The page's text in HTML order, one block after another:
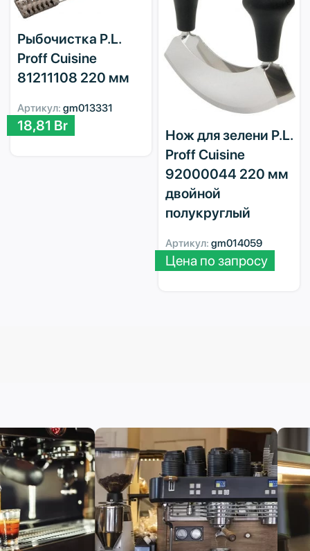
Рыбочистка P.L.
Proff Cuisine
81211108 220 мм
Артикул: gm013331
18,81 Br
Нож для зелени P.L.
Proff Cuisine
92000044 220 мм
двойной
полукруглый
Артикул: gm014059
Цена по запросу